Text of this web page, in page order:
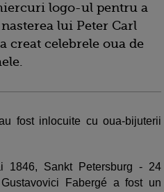
logo-ul pentru a
lui Peter Carl
creat celebrele oua de
fost inlocuite cu oua-bijuterii
1846, Sankt Petersburg - 24
Fabergé a fost un